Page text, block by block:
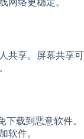
网络更稳定。
共享。屏幕共享可
下载到恶意软件。
软件。